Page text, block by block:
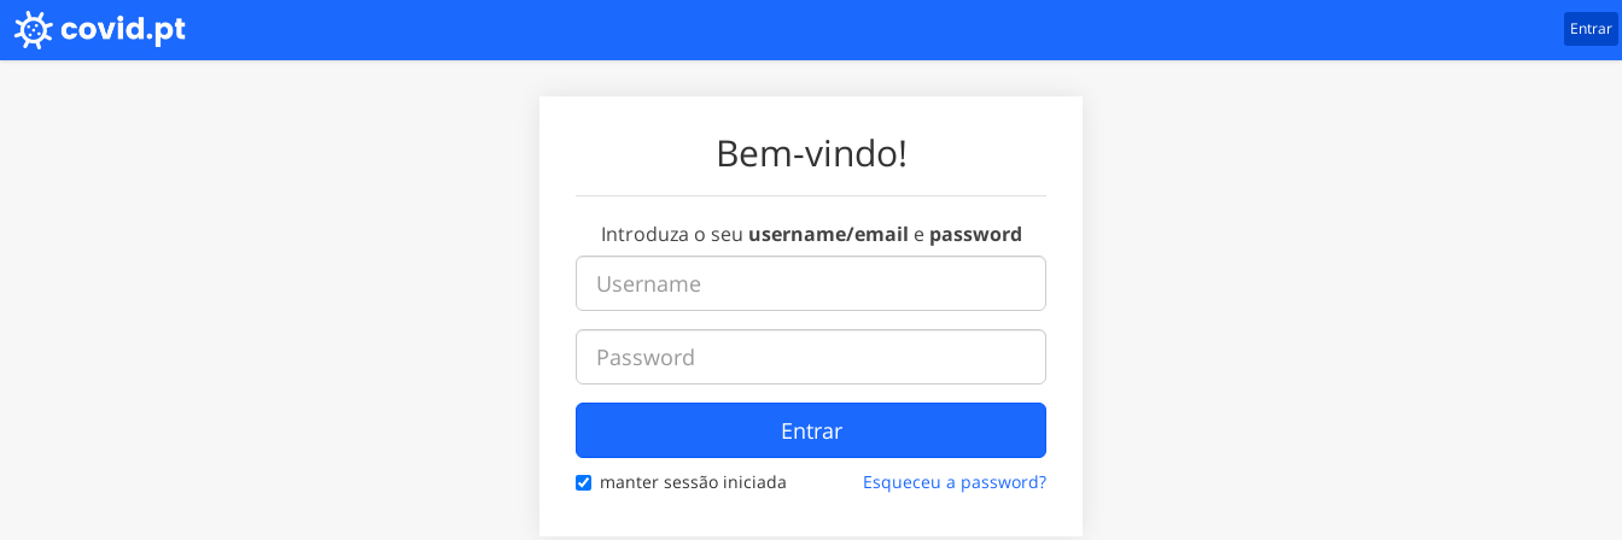
Entrar
Bem-vindo!
Introduza o seu username/email e password
Entrar
manter sessão iniciada Esqueceu a password?